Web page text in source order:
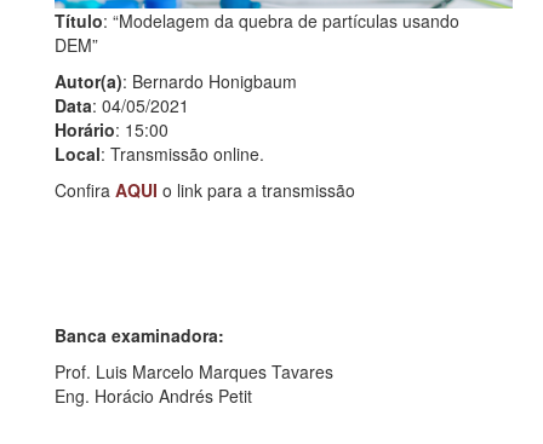
Título: “Modelagem da quebra de partículas usando
DEM”
Autor(a): Bernardo Honigbaum
Data: 04/05/2021
Horário: 15:00
Local: Transmissão online.
Confira AQUI o link para a transmissão
Banca examinadora:
Prof. Luis Marcelo Marques Tavares
Eng. Horácio Andrés Petit